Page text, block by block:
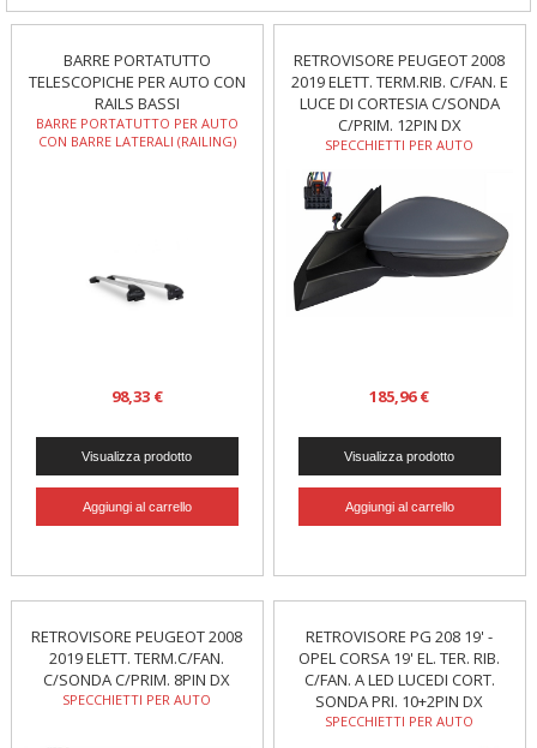
BARRE PORTATUTTO
TELESCOPICHE PER AUTO CON
RAILS BASSI
BARRE PORTATUTTO PER AUTO
CON BARRE LATERALI (RAILING)
98,33 €
RETROVISORE PEUGEOT 2008
2019 ELETT. TERM.RIB. C/FAN. E
LUCE DI CORTESIA C/SONDA
C/PRIM. 12PIN DX
SPECCHIETTI PER AUTO
185,96 €
RETROVISORE PEUGEOT 2008
2019 ELETT. TERM.C/FAN.
C/SONDA C/PRIM. 8PIN DX
SPECCHIETTI PER AUTO
RETROVISORE PG 208 19' -
OPEL CORSA 19' EL. TER. RIB.
C/FAN. A LED LUCEDI CORT.
SONDA PRI. 10+2PIN DX
SPECCHIETTI PER AUTO